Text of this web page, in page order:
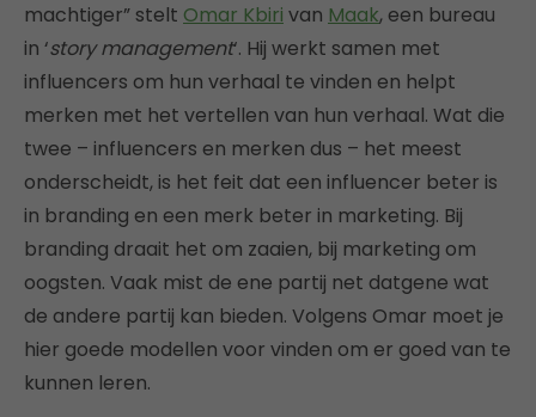
machtiger” stelt Omar Kbiri van Maak, een bureau
in ‘story management‘. Hij werkt samen met
influencers om hun verhaal te vinden en helpt
merken met het vertellen van hun verhaal. Wat die
twee – influencers en merken dus – het meest
onderscheidt, is het feit dat een influencer beter is
in branding en een merk beter in marketing. Bij
branding draait het om zaaien, bij marketing om
oogsten. Vaak mist de ene partij net datgene wat
de andere partij kan bieden. Volgens Omar moet je
hier goede modellen voor vinden om er goed van te
kunnen leren.